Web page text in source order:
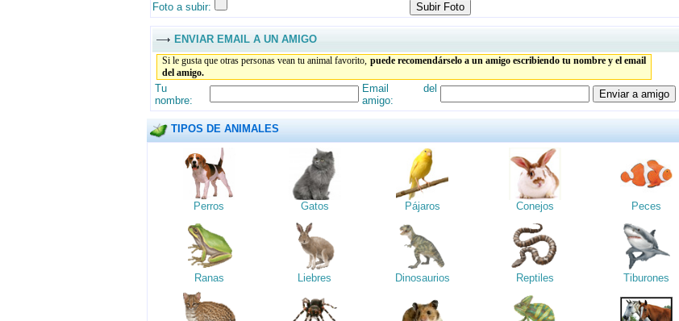
Foto a subir:
ENVIAR EMAIL A UN AMIGO
Si le gusta que otras personas vean tu animal favorito, puede recomendárselo a un amigo escribiendo tu nombre y el email
del amigo.
Tu
nombre:
Email del
amigo:
TIPOS DE ANIMALES
Perros Gatos Pájaros Conejos Peces
Ranas Liebres Dinosaurios Reptiles Tiburones